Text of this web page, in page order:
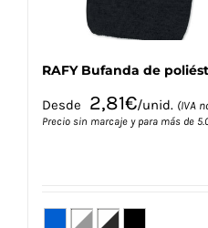
producto
RAFY Bufanda de
Desde 2,81€/unid. (IVA
Precio sin marcaje y para más de